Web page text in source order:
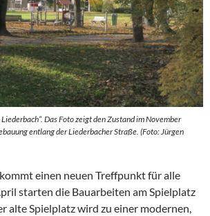
Das Foto zeigt den Zustand im November
entlang der Liederbacher Straße. (Foto: Jürgen
einen neuen Treffpunkt für alle
starten die Bauarbeiten am Spielplatz
alte Spielplatz wird zu einer modernen,